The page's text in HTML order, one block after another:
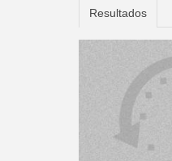
Resultados